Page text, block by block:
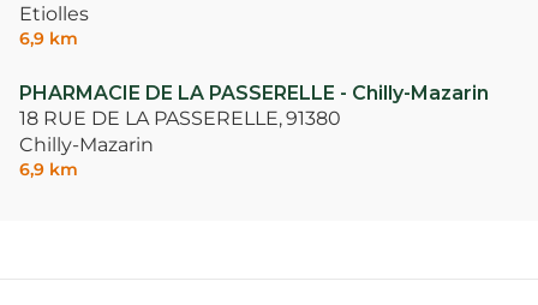
Etiolles
6,9 km
PHARMACIE DE LA PASSERELLE - Chilly-Mazarin
18 RUE DE LA PASSERELLE,91380
Chilly-Mazarin
6,9 km